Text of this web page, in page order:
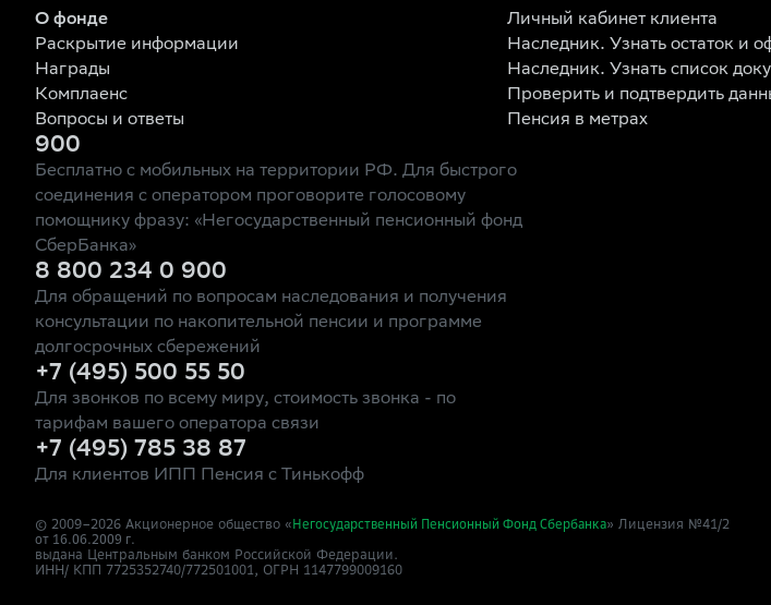
О фонде
Раскрытие информации
Награды
Комплаенс
Вопросы и ответы
Личный кабинет клиента
Наследник. Узнать остаток и
Наследник. Узнать список
Проверить и подтвердить
Пенсия в метрах
900
Бесплатно с мобильных на территории РФ. Для быстрого
соединения с оператором проговорите голосовому
помощнику фразу: «Негосударственный пенсионный фонд
СберБанка»
8 800 234 0 900
Для обращений по вопросам наследования и получения
консультации по накопительной пенсии и программе
долгосрочных сбережений
+7 (495) 500 55 50
Для звонков по всему миру, стоимость звонка - по
тарифам вашего оператора связи
+7 (495) 785 38 87
Для клиентов ИПП Пенсия с Тинькофф
© 2009–2026 Акционерное общество «Негосударственный Пенсионный Фонд Сбербанка» Лицензия №41/2
от 16.06.2009 г.
выдана Центральным банком Российской Федерации.
ИНН/ КПП 7725352740/772501001, ОГРН 1147799009160